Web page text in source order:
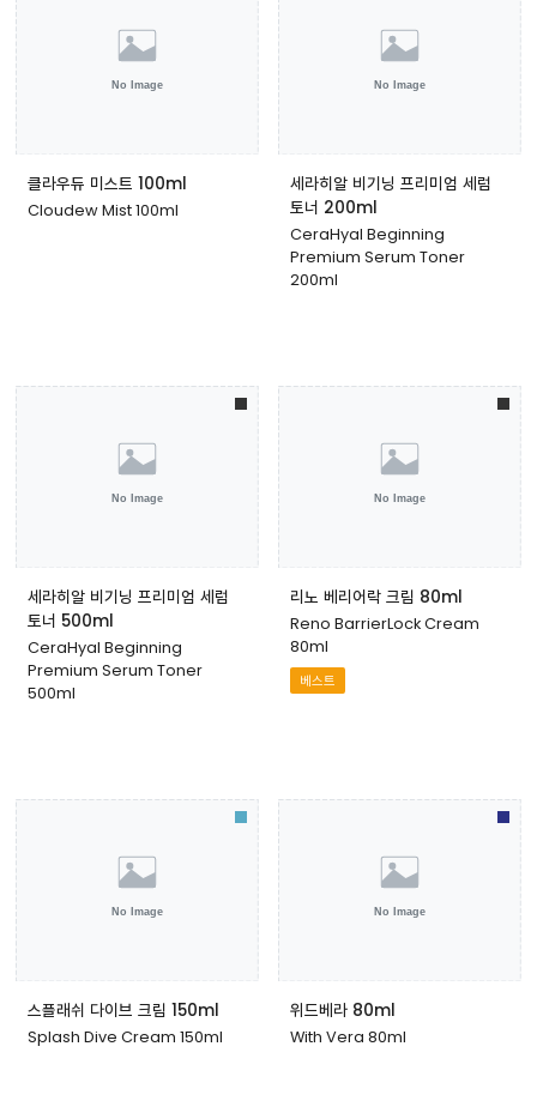
클라우듀 미스트 100ml
Cloudew Mist 100ml
세라히알 비기닝 프리미엄 세럼
토너 200ml
CeraHyal Beginning
Premium Serum Toner
200ml
세라히알 비기닝 프리미엄 세럼
토너 500ml
CeraHyal Beginning
Premium Serum Toner
500ml
리노 베리어락 크림 80ml
Reno BarrierLock Cream
80ml
베스트
스플래쉬 다이브 크림 150ml
Splash Dive Cream 150ml
위드베라 80ml
With Vera 80ml